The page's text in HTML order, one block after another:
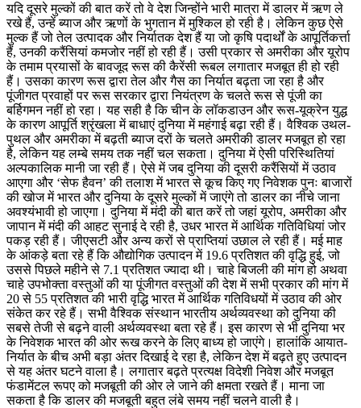
यदि दूसरे मुल्कों की बात करें तो वे देश जिन्होंने भारी मात्रा में डालर में ऋण ले
रखे हैं, उन्हें ब्याज और ऋणों के भुगतान में मुश्किल हो रही है। लेकिन कुछ ऐसे
मुल्क हैं जो तेल उत्पादक और निर्यातक देश हैं या जो कृषि पदार्थों के आपूर्तिकर्त्ता
हैं, उनकी करैंसियां कमजोर नहीं हो रही हैं। उसी प्रकार से अमरीका और यूरोप
के तमाम प्रयासों के बावजूद रूस की कैरेंसी रूबल लगातार मजबूत ही हो रही
हैं। उसका कारण रूस द्वारा तेल और गैस का निर्यात बढ़ता जा रहा है और
पूंजीगत प्रवाहों पर रूस सरकार द्वारा नियंत्रण के चलते रूस से पूंजी का
बर्हिगमन नहीं हो रहा। यह सही है कि चीन के लॉकडाउन और रूस-यूक्रेन युद्ध
के कारण आपूर्ति श्रृंखला में बाधाएं दुनिया में महंगाई बढ़ा रही हैं। वैश्विक उथल-
पुथल और अमरीका में बढ़ती ब्याज दरों के चलते अमरीकी डालर मजबूत हो रहा
है, लेकिन यह लम्बे समय तक नहीं चल सकता। दुनिया में ऐसी परिस्थितियां
अल्पकालिक मानी जा रही हैं। ऐसे में जब दुनिया की दूसरी करैंसियों में उठाव
आएगा और ‘सेफ हैवन’ की तलाश में भारत से कूच किए गए निवेशक पुनः बाजारों
की खोज में भारत और दुनिया के दूसरे मुल्कों में जाएंगे तो डालर का नीचे जाना
अवश्यंभावी हो जाएगा। दुनिया में मंदी की बात करें तो जहां यूरोप, अमरीका और
जापान में मंदी की आहट सुनाई दे रही है, उधर भारत में आर्थिक गतिविधियां जोर
पकड़ रही हैं। जीएसटी और अन्य करों से प्राप्तियां उछाल ले रही हैं। मई माह
के आंकड़े बता रहे हैं कि औद्योगिक उत्पादन में 19.6 प्रतिशत की वृद्धि हुई, जो
उससे पिछले महीने से 7.1 प्रतिशत ज्यादा थी। चाहे बिजली की मांग हो अथवा
चाहे उपभोक्ता वस्तुओं की या पूंजीगत वस्तुओं की देश में सभी प्रकार की मांग में
20 से 55 प्रतिशत की भारी वृद्धि भारत में आर्थिक गतिविधयों में उठाव की ओर
संकेत कर रहे हैं। सभी वैश्विक संस्थान भारतीय अर्थव्यवस्था को दुनिया की
सबसे तेजी से बढ़ने वाली अर्थव्यवस्था बता रहे हैं। इस कारण से भी दुनिया भर
के निवेशक भारत की ओर रूख करने के लिए बाध्य हो जाएंगे। हालांकि आयात-
निर्यात के बीच अभी बड़ा अंतर दिखाई दे रहा है, लेकिन देश में बढ़ते हुए उत्पादन
से यह अंतर घटने वाला है। लगातार बढ़ते प्रत्यक्ष विदेशी निवेश और मजबूत
फंडामेंटल रूपए को मजबूती की ओर ले जाने की क्षमता रखते हैं। माना जा
सकता है कि डालर की मजबूती बहुत लंबे समय नहीं चलने वाली है।